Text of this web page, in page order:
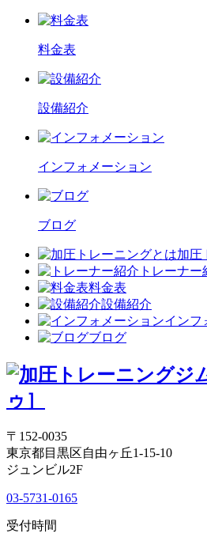
料金表
設備紹介
インフォメーション
ブログ
加圧
トレーナー
料金表
設備紹介
インフ
ブログ
〒152-0035
東京都目黒区自由ヶ丘1-15-10
ジュンビル2F
03-5731-0165
受付時間